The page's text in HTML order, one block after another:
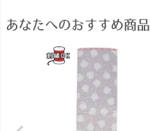
あなたへのおすすめ商品